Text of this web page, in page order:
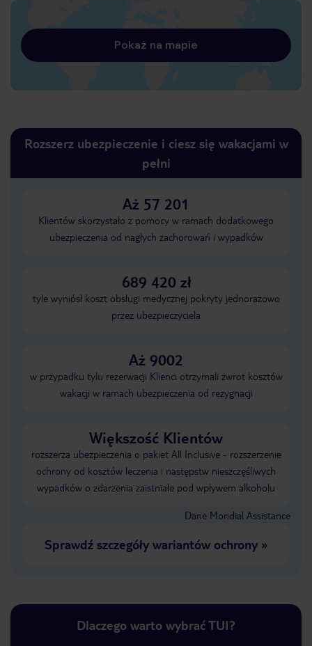
Pokaż na mapie
Rozszerz ubezpieczenie i ciesz się wakacjami w
pełni
Aż 57 201
Klientów skorzystało z pomocy w ramach dodatkowego
ubezpieczenia od nagłych zachorowań i wypadków
689 420 zł
tyle wyniósł koszt obsługi medycznej pokryty jednorazowo
przez ubezpieczyciela
Aż 9002
w przypadku tylu rezerwacji Klienci otrzymali zwrot kosztów
wakacji w ramach ubezpieczenia od rezygnacji
Większość Klientów
rozszerza ubezpieczenia o pakiet All Inclusive - rozszerzenie
ochrony od kosztów leczenia i następstw nieszczęśliwych
wypadków o zdarzenia zaistniałe pod wpływem alkoholu
Dane Mondial Assistance
Sprawdź szczegóły wariantów ochrony»
Dlaczego warto wybrać TUI?